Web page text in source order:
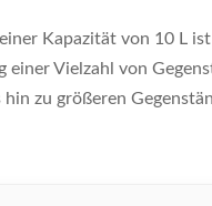
Kapazität von 10 L
einer Vielzahl von
zu größeren